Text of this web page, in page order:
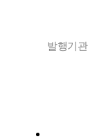
발행기관